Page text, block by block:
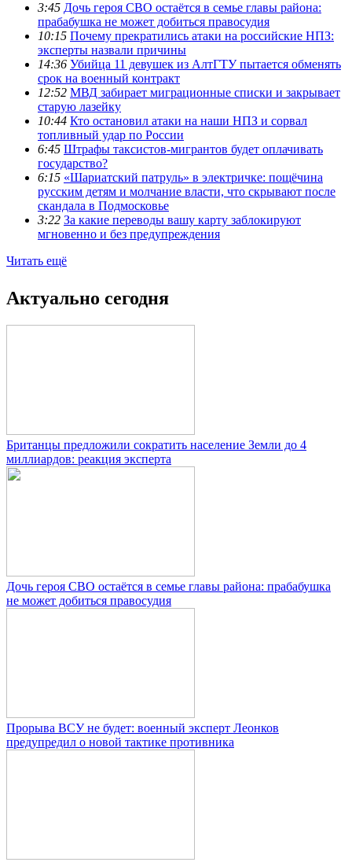
3:45 Дочь героя СВО остаётся в семье главы района:
прабабушка не может добиться правосудия
10:15 Почему прекратились атаки на российские НПЗ:
эксперты назвали причины
14:36 Убийца 11 девушек из АлтГТУ пытается обменять
срок на военный контракт
12:52 МВД забирает миграционные списки и закрывает
старую лазейку
10:44 Кто остановил атаки на наши НПЗ и сорвал
топливный удар по России
6:45 Штрафы таксистов-мигрантов будет оплачивать
государство?
6:15 «Шариатский патруль» в электричке: пощёчина
русским детям и молчание власти, что скрывают после
скандала в Подмосковье
3:22 За какие переводы вашу карту заблокируют
мгновенно и без предупреждения
Читать ещё
Актуально сегодня
Британцы предложили сократить население Земли до 4
миллиардов: реакция эксперта
Дочь героя СВО остаётся в семье главы района: прабабушка
не может добиться правосудия
Прорыва ВСУ не будет: военный эксперт Леонков
предупредил о новой тактике противника